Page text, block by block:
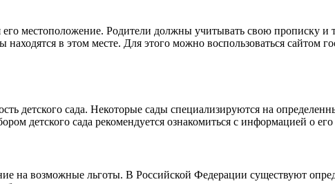
местоположение. Родители должны учитывать свою прописку и
в этом месте. Для этого можно воспользоваться сайтом
детского сада. Некоторые сады специализируются на
детского сада рекомендуется ознакомиться с информацией о
на возможные льготы. В Российской Федерации существуют